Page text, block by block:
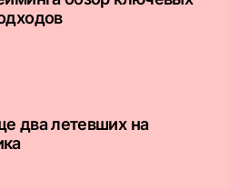
два летевших на